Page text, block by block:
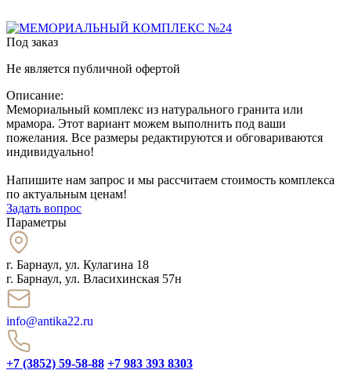
Под заказ
Не является публичной офертой
Описание:
Мемориальный комплекс из натурального гранита или
мрамора. Этот вариант можем выполнить под ваши
пожелания. Все размеры редактируются и обговариваются
индивидуально!
Напишите нам запрос и мы рассчитаем стоимость комплекса
по актуальным ценам!
Задать вопрос
Параметры
г. Барнаул, ул. Кулагина 18
г. Барнаул, ул. Власихинская 57н
info@antika22.ru
+7 (3852) 59-58-88 +7 983 393 8303